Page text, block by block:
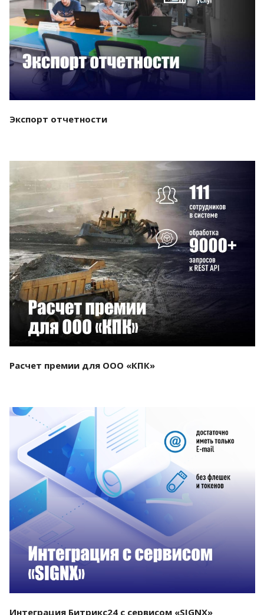
Смотреть проект
Экспорт отчетности
Смотреть проект
Расчет премии для ООО «КПК»
Смотреть проект
Интеграция Битрикс24 с сервисом «SIGNX»